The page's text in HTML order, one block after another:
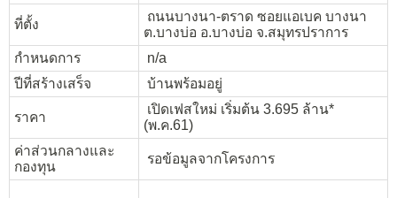
ที่ตั้ง
ถนนบางนา-ตราด ซอยแอเบค บางนา
ต.บางบ่อ อ.บางบ่อ จ.สมุทรปราการ
กำหนดการ
n/a
ปีที่สร้างเสร็จ
บ้านพร้อมอยู่
ราคา
เปิดเฟสใหม่ เริ่มต้น 3.695 ล้าน*
(พ.ค.61)
ค่าส่วนกลางและ
กองทุน
รอข้อมูลจากโครงการ